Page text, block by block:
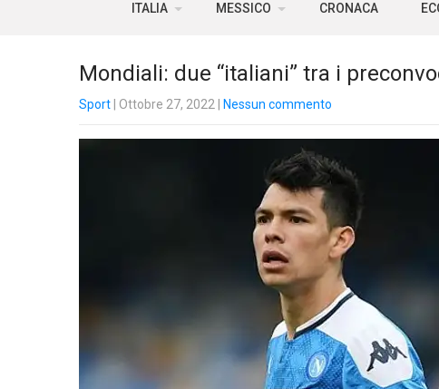
ITALIA MESSICO CRONACA
Mondiali: due “italiani” tra i
Sport | Ottobre 27, 2022 Nessun commento